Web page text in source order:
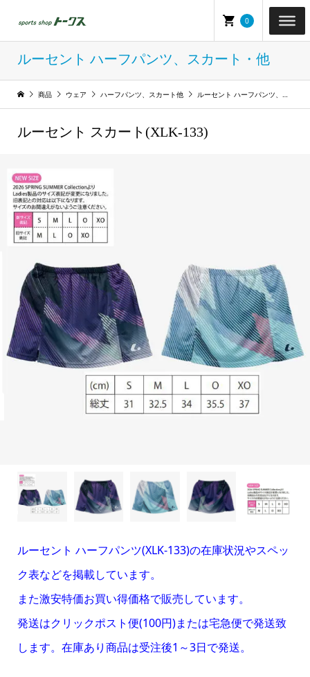
0
ルーセント ハーフパンツ、スカート・他
商品 ウェア ハーフパンツ、スカート他 ルーセント ハーフパンツ、スカート・他
ルーセント スカート(XLK-133)
ルーセント ハーフパンツ(XLK-133)の在庫状況やスペッ
ク表などを掲載しています。
また激安特価お買い得価格で販売しています。
発送はクリックポスト便(100円)または宅急便で発送致
します。在庫あり商品は受注後1～3日で発送。